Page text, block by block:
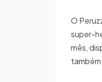
O
super-
mês,
também.